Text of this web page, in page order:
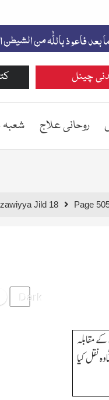
چینل
روحانی علاج
Jild 18 Page
مقابلہ
نقل کیا